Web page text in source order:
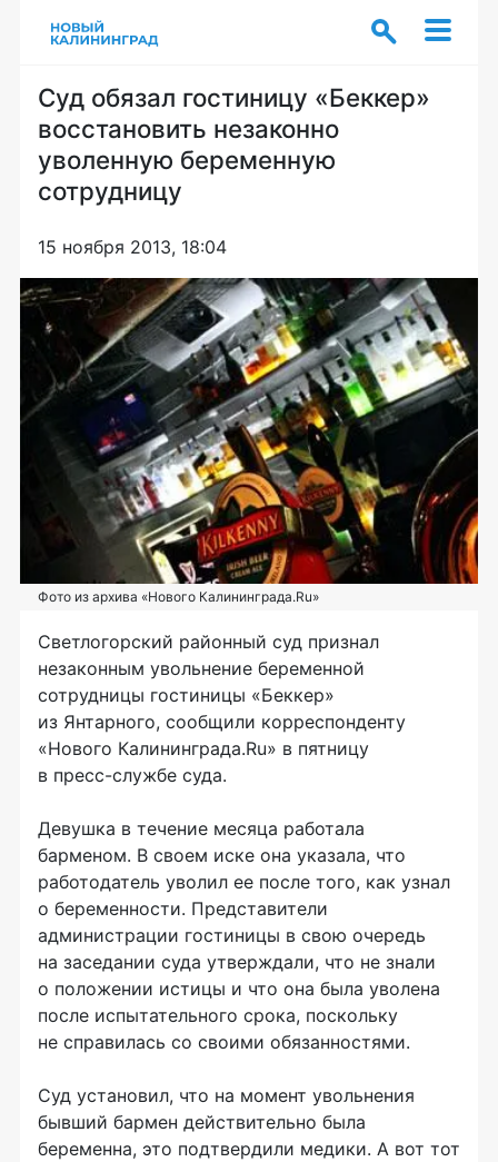
Суд обязал гостиницу «Беккер»
восстановить незаконно
уволенную беременную
сотрудницу
15 ноября 2013, 18:04
Фото из архива «Нового Калининграда.Ru»
Светлогорский районный суд признал
незаконным увольнение беременной
сотрудницы гостиницы «Беккер»
из Янтарного, сообщили корреспонденту
«Нового Калининграда.Ru» в пятницу
в пресс-службе суда.
Девушка в течение месяца работала
барменом. В своем иске она указала, что
работодатель уволил ее после того, как узнал
о беременности. Представители
администрации гостиницы в свою очередь
на заседании суда утверждали, что не знали
о положении истицы и что она была уволена
после испытательного срока, поскольку
не справилась со своими обязанностями.
Суд установил, что на момент увольнения
бывший бармен действительно была
беременна, это подтвердили медики. А вот тот